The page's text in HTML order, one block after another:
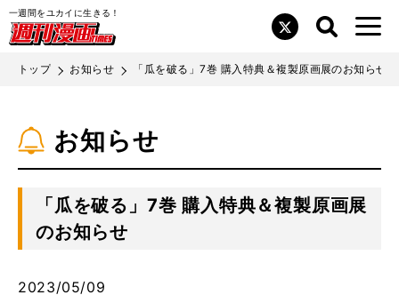
一週間をユカイに生きる！
TIMES Twitter 検索 メニュ
検索
閉じ
トップ お知らせ 「瓜を破る」7巻 購入特典＆複製原画展のお知らせ
お知らせ
「瓜を破る」7巻 購入特典＆複製原画展
のお知らせ
2023/05/09
雑誌
コミックス
書店の皆様へ